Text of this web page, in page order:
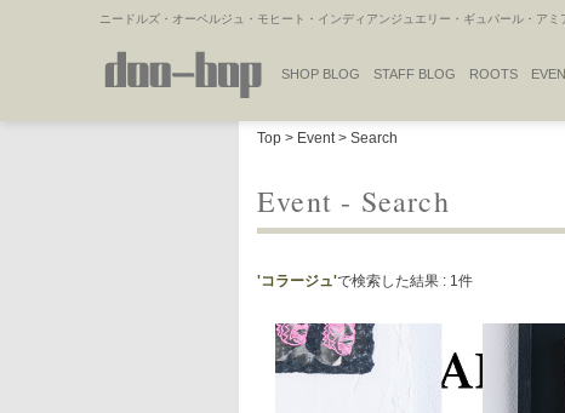
ニードルズ・オーベルジュ・モヒート・インディアンジュエリー・ギュパール・ア
SHOP BLOG STAFF BLOG ROOTS
Top > Event> Search
Event - Search
'コラージュ'で検索した結果 : 1件